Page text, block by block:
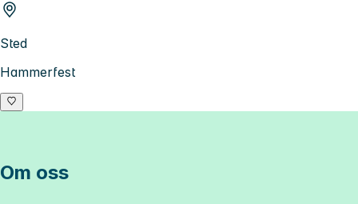
Sted
Hammerfest
Om oss